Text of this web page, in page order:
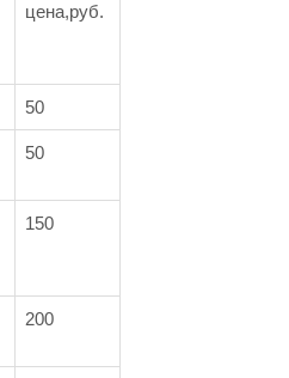
цена,руб.
50
50
150
200